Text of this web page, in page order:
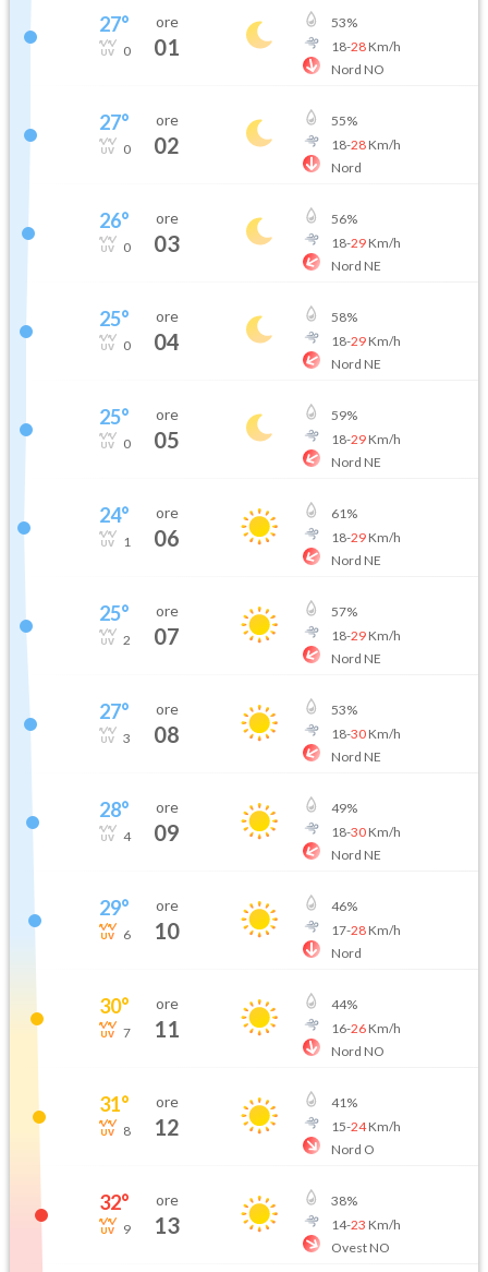
27°
0
ore
01
53%
18-28Km/h
Nord NO
27°
0
ore
02
55%
18-28Km/h
Nord
26°
0
ore
03
56%
18-29Km/h
Nord NE
25°
0
ore
04
58%
18-29Km/h
Nord NE
25°
0
ore
05
59%
18-29Km/h
Nord NE
24°
1
ore
06
61%
18-29Km/h
Nord NE
25°
2
ore
07
57%
18-29Km/h
Nord NE
27°
3
ore
08
53%
18-30Km/h
Nord NE
28°
4
ore
09
49%
18-30Km/h
Nord NE
29°
6
ore
10
46%
17-28Km/h
Nord
30°
7
ore
11
44%
16-26Km/h
Nord NO
31°
8
ore
12
41%
15-24Km/h
Nord O
32°
9
ore
13
38%
14-23 Km/h
Ovest NO